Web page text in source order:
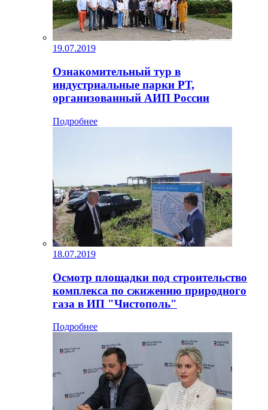
19.07.2019
Ознакомительный тур в
индустриальные парки РТ,
организованный АИП России
Подробнее
18.07.2019
Осмотр площадки под строительство
комплекса по сжижению природного
газа в ИП "Чистополь"
Подробнее